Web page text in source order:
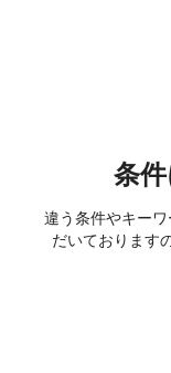
条
違う条件やキー
だいております